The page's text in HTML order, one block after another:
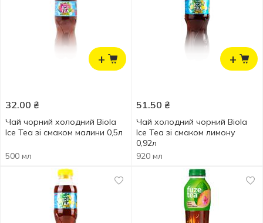
+
32.00 ₴
Чай чорний холодний Biola
Ice Tea зі смаком малини 0,5л
500 мл
+
51.50 ₴
Чай холодний чорний Biola
Ice Tea зі смаком лимону
0,92л
920 мл